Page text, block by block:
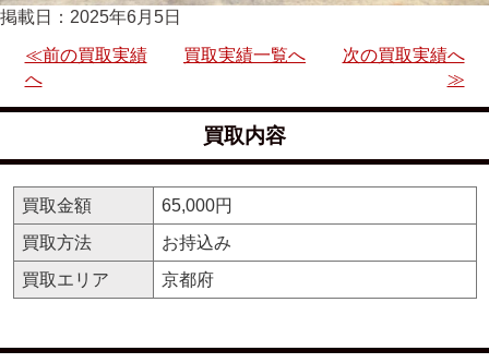
掲載日：2025年6月5日
≪前の買取実績
へ
買取実績一覧へ
次の買取実績へ
≫
買取内容
買取金額
65,000円
買取方法
お持込み
買取エリア
京都府